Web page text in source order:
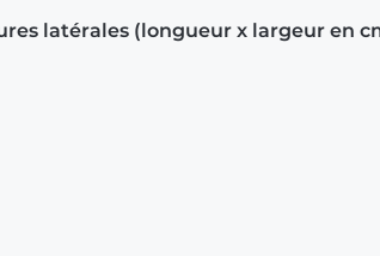
latérales (longueur x largeur en